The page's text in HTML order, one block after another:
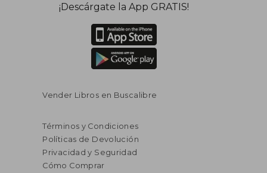
¡Descárgate la App GRATIS!
Vender Libros en Buscalibre
Términos y Condiciones
Políticas de Devolución
Privacidad y Seguridad
Cómo Comprar